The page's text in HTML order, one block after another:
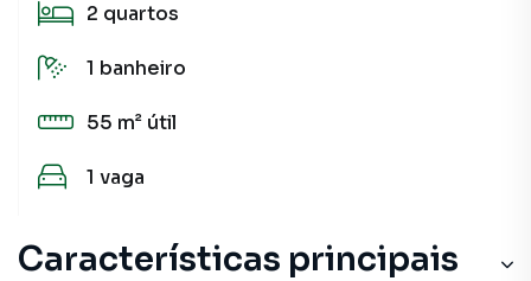
2 quartos
1 banheiro
55 m² útil
1 vaga
Características principais